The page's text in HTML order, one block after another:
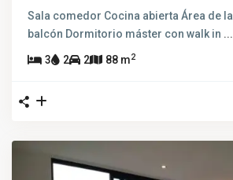
Sala comedor Cocina abierta Área de
balcón Dormitorio máster con walk in ...
3 2 2 88 m2